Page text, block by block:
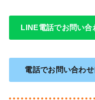
LINE電話でお問い合
電話でお問い合わせ